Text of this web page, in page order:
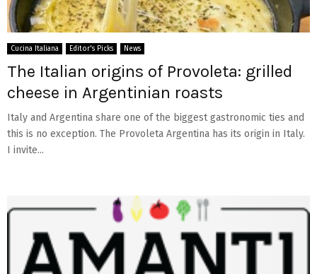
Cucina Italiana Editor's Picks News
The Italian origins of Provoleta: grilled
cheese in Argentinian roasts
Italy and Argentina share one of the biggest gastronomic ties and
this is no exception. The Provoleta Argentina has its origin in Italy.
I invite...